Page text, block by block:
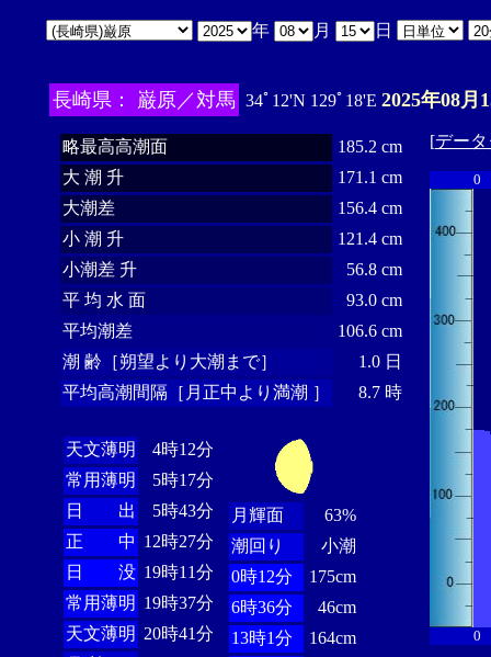
年 月 日
長崎県： 巌原／対馬 34ﾟ12'N 129ﾟ18'E 2025年08月
略最高高潮面
185.2 cm
大 潮 升
171.1 cm
大潮差
156.4 cm
小 潮 升
121.4 cm
小潮差 升
56.8 cm
平 均 水 面
93.0 cm
平均潮差
106.6 cm
潮 齢［朔望より大潮まで］
1.0 日
平均高潮間隔［月正中より満潮 ］
8.7 時
天文薄明
4時12分
常用薄明
5時17分
日 出
5時43分
正 中 12時27分
日 没 19時11分
常用薄明 19時37分
天文薄明 20時41分
月輝面
63%
潮回り
小潮
0時12分
175cm
6時36分
46cm
13時1分
164cm
[デー
0
0